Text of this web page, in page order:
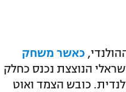
כאשר משחק
הרכש הישראלי הנוצצת נכנס כחלק
ההולנדית. כובש הצמד ואוט